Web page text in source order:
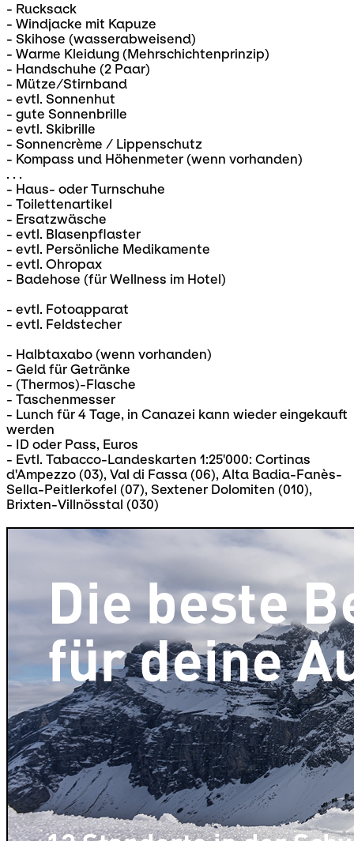
- Rucksack
- Windjacke mit Kapuze
- Skihose (wasserabweisend)
- Warme Kleidung (Mehrschichtenprinzip)
- Handschuhe (2 Paar)
- Mütze/Stirnband
- evtl. Sonnenhut
- gute Sonnenbrille
- evtl. Skibrille
- Sonnencrème / Lippenschutz
- Kompass und Höhenmeter (wenn vorhanden)
. . .
- Haus- oder Turnschuhe
- Toilettenartikel
- Ersatzwäsche
- evtl. Blasenpflaster
- evtl. Persönliche Medikamente
- evtl. Ohropax
- Badehose (für Wellness im Hotel)
- evtl. Fotoapparat
- evtl. Feldstecher
- Halbtaxabo (wenn vorhanden)
- Geld für Getränke
- (Thermos)-Flasche
- Taschenmesser
- Lunch für 4 Tage, in Canazei kann wieder eingekauft
werden
- ID oder Pass, Euros
- Evtl. Tabacco-Landeskarten 1:25'000: Cortinas
d'Ampezzo (03), Val di Fassa (06), Alta Badia-Fanès-
Sella-Peitlerkofel (07), Sextener Dolomiten (010),
Brixten-Villnösstal (030)